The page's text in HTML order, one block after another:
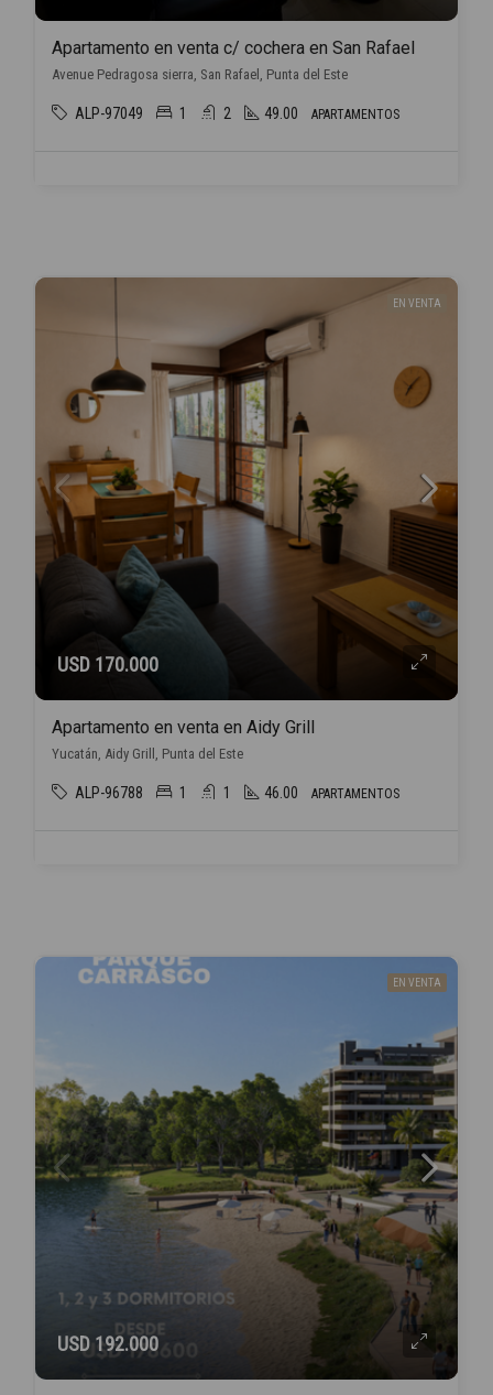
Apartamento en venta c/ cochera en San Rafael
Avenue Pedragosa sierra, San Rafael, Punta del Este
ALP-97049 1 2 49.00 APARTAMENTOS
EN VENTA
USD 170.000
Apartamento en venta en Aidy Grill
Yucatán, Aidy Grill, Punta del Este
ALP-96788 1 1 46.00 APARTAMENTOS
EN VENTA
USD 192.000